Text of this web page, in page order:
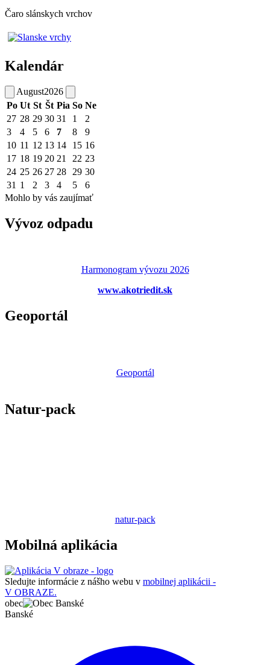
Čaro slánskych vrchov
Kalendár
August2026
Po Ut St Št Pia So Ne
27 28 29 30 31 1
2
3
4 5 6 7 8
9
10 11 12 13 14 15 16
17 18 19 20 21 22 23
24 25 26 27 28 29 30
31 1 2 3 4 5
6
Mohlo by vás zaujímať
Vývoz odpadu
Harmonogram vývozu 2026
www.akotriedit.sk
Geoportál
Geoportál
Natur-pack
natur-pack
Mobilná aplikácia
Sledujte informácie z nášho webu v mobilnej aplikácii -
V OBRAZE.
obec
Banské